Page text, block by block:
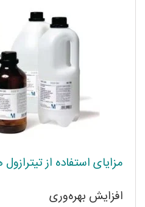
مزایای استفاده از تیترازول
افزایش بهره‌وری